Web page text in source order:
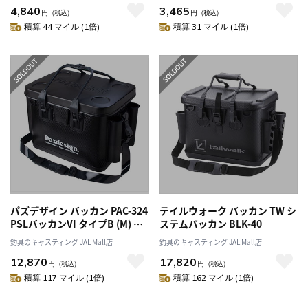
4,840 円 （税込）
積算 44 マイル (1倍)
3,465 円 （税込）
積算 31 マイル (1倍)
パズデザイン バッカン PAC-324
PSLバッカンVI タイプB (M) ブ
ラック/ホワイト
釣具のキャスティング JAL Mall店
12,870 円 （税込）
積算 117 マイル (1倍)
テイルウォーク バッカン TW シ
ステムバッカン BLK-40
釣具のキャスティング JAL Mall店
17,820 円 （税込）
積算 162 マイル (1倍)